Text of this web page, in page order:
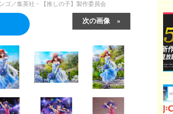
ゴ／集英社・【推しの子】製作委員会
次の画像